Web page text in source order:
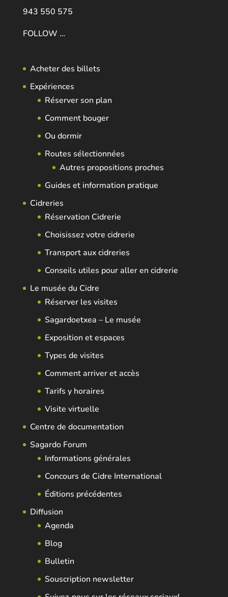
943 550 575
FOLLOW …
Acheter des billets
Expériences
Réserver son plan
Comment bouger
Ou dormir
Routes sélectionnées
Autres propositions proches
Guides et information pratique
Cidreries
Réservation Cidrerie
Choisissez votre cidrerie
Transport aux cidreries
Conseils utiles pour aller en cidrerie
Le musée du Cidre
Réserver les visites
Sagardoetxea – Le musée
Exposition et espaces
Types de visites
Comment arriver et accès
Tarifs y horaires
Visite virtuelle
Centre de documentation
Sagardo Forum
Informations générales
Concours de Cidre International
Éditions précédentes
Diffusion
Agenda
Blog
Bulletin
Souscription newsletter